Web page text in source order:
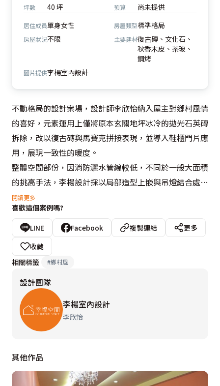
坪數 40 坪 預算 尚未提供
居住成員單身女性 房屋類型標準格局
房屋狀況不限 主要建材復古磚、文化石、
秋香木皮、茶玻、
鋼烤
圖片提供李楊室內設計
不動格局的設計案場，設計師李欣怡納入屋主對鄉村風情
的喜好，元素運用上僅將原本玄關地坪冰冷的拋光石英磚
拆除，改以復古磚與馬賽克拼接表現，並導入鞋櫃門片應
用，展現一致性的暖度。
整體空間部份，因消防灑水管線較低，不同於一般大面積
的挑高手法，李楊設計採以局部造型上嵌與吊燈結合處
理，材質轉換在餐廳則以木作線條表現，搭以文化石形塑
鄉村自然感。
閱讀更多
喜歡這個案例嗎?
LINE Facebook 複製連結
更多
收藏
相關標籤
#鄉村風
設計團隊
李楊室內設計
李欣怡
其他作品